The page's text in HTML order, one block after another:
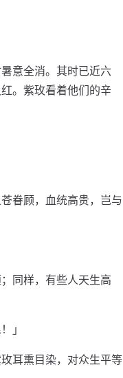
意全消。其时已近六
。紫玫看着他们的辛
眷顾，血统高贵，岂与
同样，有些人天生高
」
耳熏目染，对众生平等